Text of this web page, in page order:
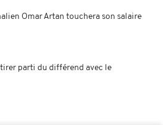
Omar Artan touchera son salaire
parti du différend avec le